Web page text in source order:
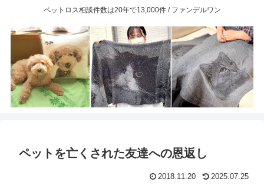
ペットロス相談件数は20年で13,000件 / ファンデルワン
ペットを亡くされた友達への恩返し
2018.11.20 2025.07.25